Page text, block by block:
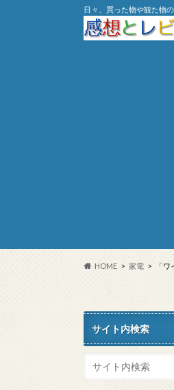
日々、買った物や観た物
HOME 家電 「
サイト内検索